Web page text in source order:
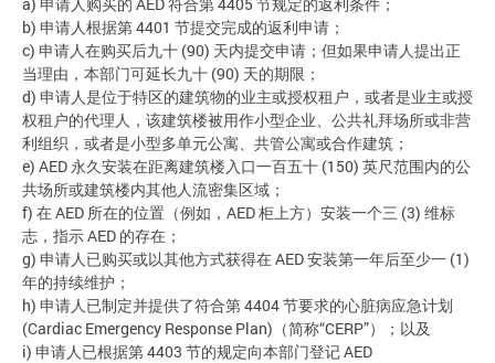
b) 申请人根据第 4401 节提交完成的返利申请；
c) 申请人在购买后九十 (90) 天内提交申请；但如果申请人提出正
当理由，本部门可延长九十 (90) 天的期限；
d) 申请人是位于特区的建筑物的业主或授权租户，或者是业主或授
权租户的代理人，该建筑楼被用作小型企业、公共礼拜场所或非营
利组织，或者是小型多单元公寓、共管公寓或合作建筑；
e) AED 永久安装在距离建筑楼入口一百五十 (150) 英尺范围内的公
共场所或建筑楼内其他人流密集区域；
f) 在 AED 所在的位置（例如，AED 柜上方）安装一个三 (3) 维标
志，指示 AED 的存在；
g) 申请人已购买或以其他方式获得在 AED 安装第一年后至少一 (1)
年的持续维护；
h) 申请人已制定并提供了符合第 4404 节要求的心脏病应急计划
(Cardiac Emergency Response Plan)（简称“CERP”）；以及
i) 申请人已根据第 4403 节的规定向本部门登记 AED